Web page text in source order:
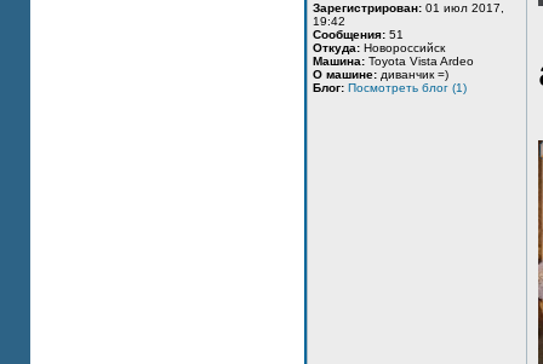
Зарегистрирован: 01 июл 2017,
19:42
Сообщения: 51
Откуда: Новороссийск
Машина: Toyota Vista Ardeo
О машине: диванчик =)
Блог: Посмотреть блог (1)